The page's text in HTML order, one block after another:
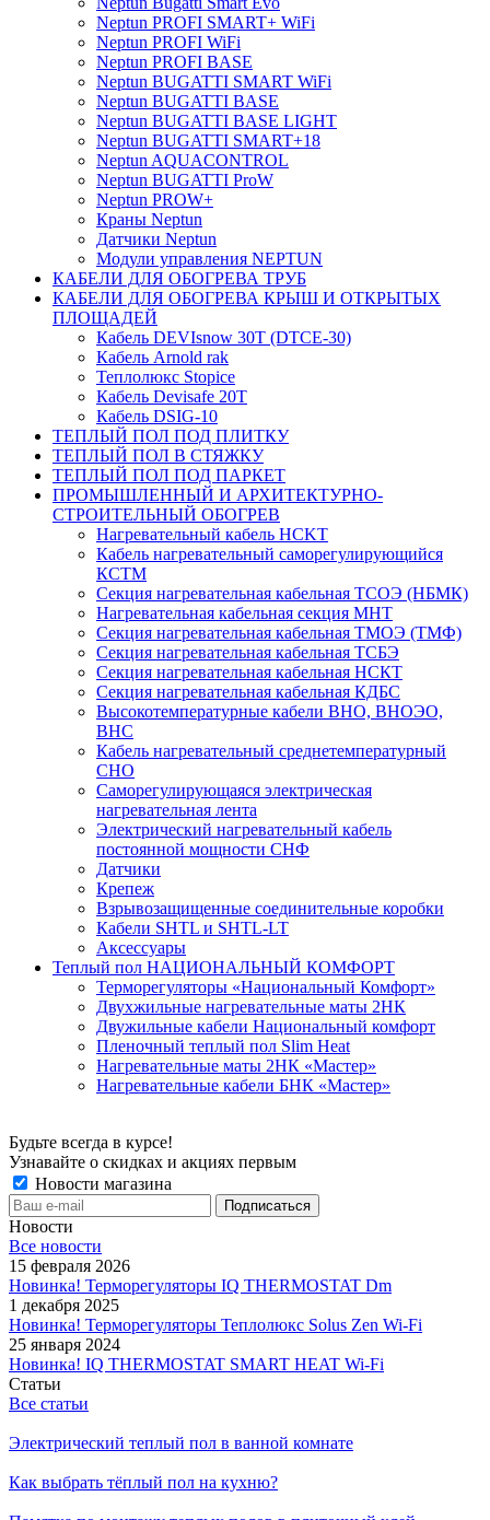
Neptun PROFI SMART+ WiFi
Neptun PROFI WiFi
Neptun PROFI BASE
Neptun BUGATTI SMART WiFi
Neptun BUGATTI BASE
Neptun BUGATTI BASE LIGHT
Neptun BUGATTI SMART+18
Neptun AQUACONTROL
Neptun BUGATTI ProW
Neptun PROW+
Краны Neptun
Датчики Neptun
Модули управления NEPTUN
КАБЕЛИ ДЛЯ ОБОГРЕВА ТРУБ
КАБЕЛИ ДЛЯ ОБОГРЕВА КРЫШ И ОТКРЫТЫХ
ПЛОЩАДЕЙ
Кабель DEVIsnow 30Т (DTCE-30)
Кабель Arnold rak
Теплолюкс Stopice
Кабель Devisafe 20T
Кабель DSIG-10
ТЕПЛЫЙ ПОЛ ПОД ПЛИТКУ
ТЕПЛЫЙ ПОЛ В СТЯЖКУ
ТЕПЛЫЙ ПОЛ ПОД ПАРКЕТ
ПРОМЫШЛЕННЫЙ И АРХИТЕКТУРНО-
СТРОИТЕЛЬНЫЙ ОБОГРЕВ
Нагревательный кабель НCKТ
Кабель нагревательный саморегулирующийся
КСТМ
Секция нагревательная кабельная ТСОЭ (НБМК)
Нагревательная кабельная секция МНТ
Секция нагревательная кабельная ТМОЭ (ТМФ)
Секция нагревательная кабельная ТСБЭ
Секция нагревательная кабельная НСКТ
Секция нагревательная кабельная КДБС
Высокотемпературные кабели ВНО, ВНОЭО,
ВНС
Кабель нагревательный среднетемпературный
СНО
Саморегулирующаяся электрическая
нагревательная лента
Электрический нагревательный кабель
постоянной мощности СНФ
Датчики
Крепеж
Взрывозащищенные соединительные коробки
Кабели SHTL и SHTL-LT
Аксессуары
Теплый пол НАЦИОНАЛЬНЫЙ КОМФОРТ
Терморегуляторы «Национальный Комфорт»
Двухжильные нагревательные маты 2НК
Двужильные кабели Национальный комфорт
Пленочный теплый пол Slim Heat
Нагревательные маты 2НК «Мастер»
Нагревательные кабели БНК «Мастер»
Будьте всегда в курсе!
Узнавайте о скидках и акциях первым
Новости магазина
Новости
Все новости
15 февраля 2026
Новинка! Терморегуляторы IQ THERMOSTAT Dm
1 декабря 2025
Новинка! Терморегуляторы Теплолюкс Solus Zen Wi-Fi
25 января 2024
Новинка! IQ THERMOSTAT SMART HEAT Wi-Fi
Статьи
Все статьи
Электрический теплый пол в ванной комнате
Как выбрать тёплый пол на кухню?